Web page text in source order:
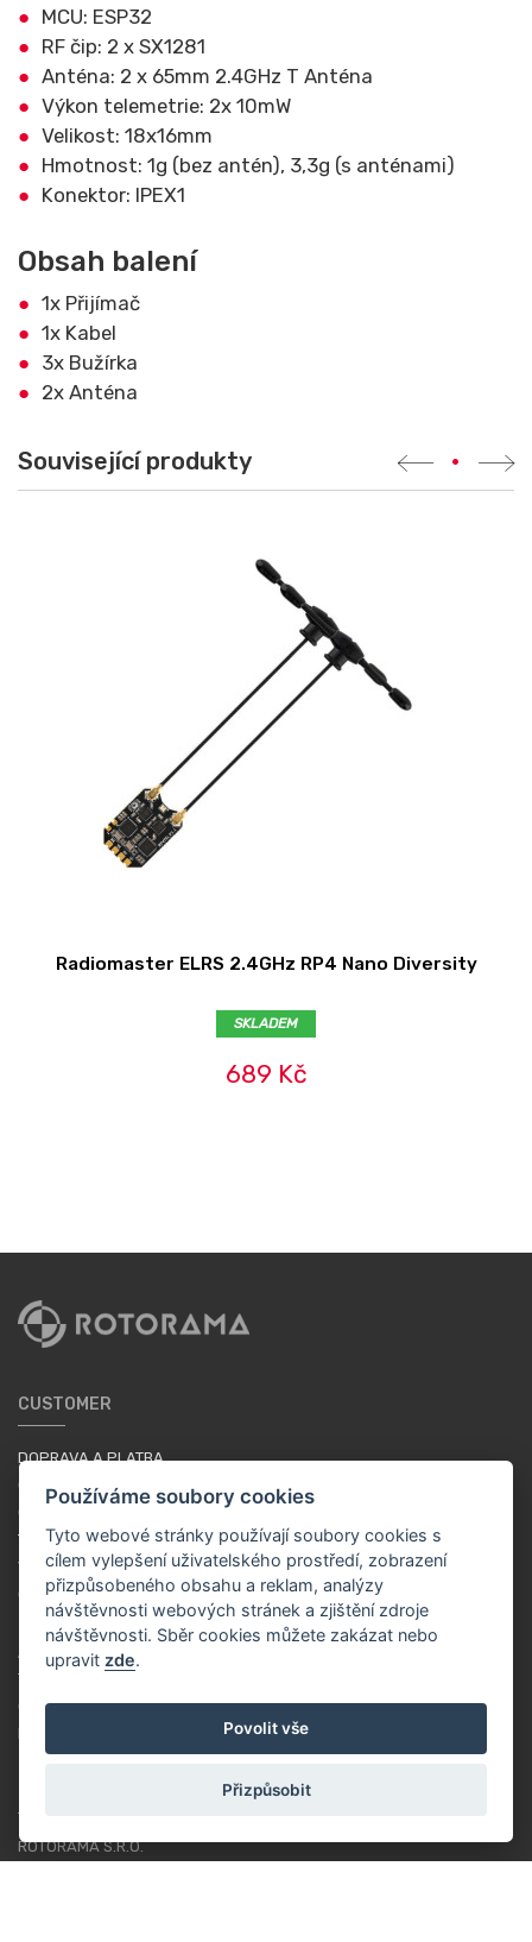
MCU: ESP32
RF čip: 2 x SX1281
Anténa: 2 x 65mm 2.4GHz T Anténa
Výkon telemetrie: 2x 10mW
Velikost: 18x16mm
Hmotnost: 1g (bez antén), 3,3g (s anténami)
Konektor: IPEX1
Obsah balení
1x Přijímač
1x Kabel
3x Bužírka
2x Anténa
Související produkty •
Radiomaster ELRS 2.4GHz RP4 Nano Diversity
SKLADEM
689 Kč
CUSTOMER
DOPRAVA A PLATBA
OBCHODNÍ PODMÍNKY
OCHRANA OSOBNÍCH ÚDAJŮ
TUTORIÁL PRO ZAČÁTEČNÍKY
VĚRNOSTNÍ SYSTÉM
COOKIES
ABOUT US
O NÁS
RACING TEAM
ROTORAMA S.R.O.
Používáme soubory cookies
Tyto webové stránky používají soubory cookies s
cílem vylepšení uživatelského prostředí, zobrazení
přizpůsobeného obsahu a reklam, analýzy
návštěvnosti webových stránek a zjištění zdroje
návštěvnosti. Sběr cookies můžete zakázat nebo
upravit zde.
Povolit vše
Přizpůsobit